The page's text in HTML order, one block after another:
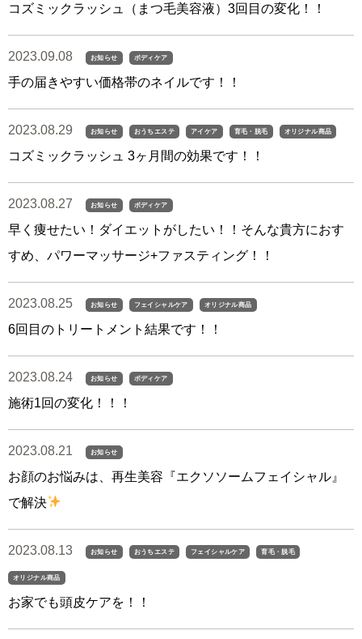
コズミックラッシュ（まつ毛美容液）3回目の変化！！
2023.09.08 お知らせ ボディケア
手の届きやすい価格帯のネイルです！！
2023.08.29 お知らせ おうちエステ アイケア 育毛・脱毛 オリジナル商品
コズミックラッシュ 3ヶ月間の効果です！！
2023.08.27 お知らせ ボディケア
早く痩せたい！ダイエットがしたい！！そんな貴方におす
すめ、パワーマッサージ+ファスティング！！
2023.08.25 お知らせ フェイシャルケア オリジナル商品
6回目のトリートメント結果です！！
2023.08.24 お知らせ ボディケア
施術1回の変化！！！
2023.08.21 お知らせ
お顔のお悩みは、再生美容『エクソソームフェイシャル』
で解決
2023.08.13 お知らせ おうちエステ フェイシャルケア 育毛・脱毛
オリジナル商品
お家でも頭皮ケアを！！